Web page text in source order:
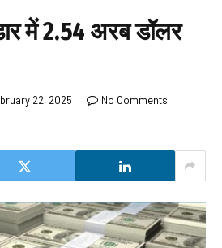
में 2.54 अरब डॉलर
22, 2025
No Comments